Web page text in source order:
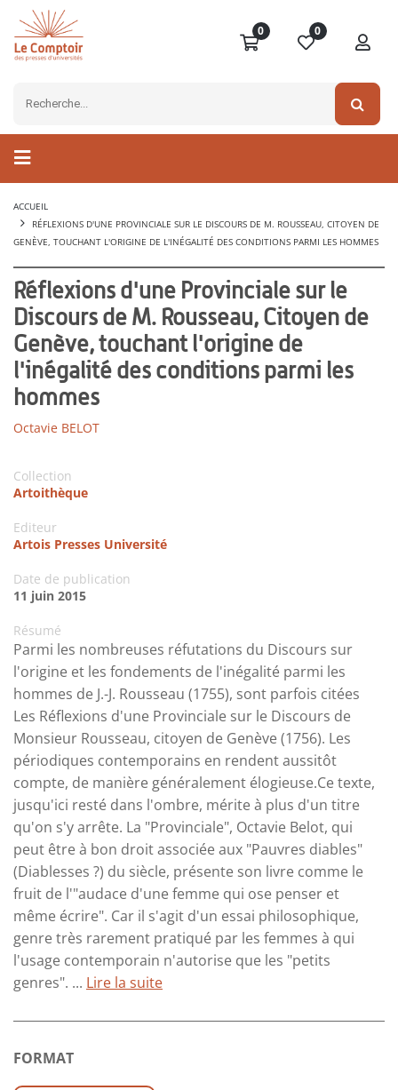
0 0
ACCUEIL
RÉFLEXIONS D'UNE PROVINCIALE SUR LE DISCOURS DE M. ROUSSEAU, CITOYEN DE
GENÈVE, TOUCHANT L'ORIGINE DE L'INÉGALITÉ DES CONDITIONS PARMI LES HOMMES
Réflexions d'une Provinciale sur le
Discours de M. Rousseau, Citoyen de
Genève, touchant l'origine de
l'inégalité des conditions parmi les
hommes
Octavie BELOT
Collection
Artoithèque
Editeur
Artois Presses Université
Date de publication
11 juin 2015
Résumé
Parmi les nombreuses réfutations du Discours sur
l'origine et les fondements de l'inégalité parmi les
hommes de J.-J. Rousseau (1755), sont parfois citées
Les Réflexions d'une Provinciale sur le Discours de
Monsieur Rousseau, citoyen de Genève (1756). Les
périodiques contemporains en rendent aussitôt
compte, de manière généralement élogieuse.Ce texte,
jusqu'ici resté dans l'ombre, mérite à plus d'un titre
qu'on s'y arrête. La "Provinciale", Octavie Belot, qui
peut être à bon droit associée aux "Pauvres diables"
(Diablesses ?) du siècle, présente son livre comme le
fruit de l'"audace d'une femme qui ose penser et
même écrire". Car il s'agit d'un essai philosophique,
genre très rarement pratiqué par les femmes à qui
l'usage contemporain n'autorise que les "petits
genres". ... Lire la suite
FORMAT